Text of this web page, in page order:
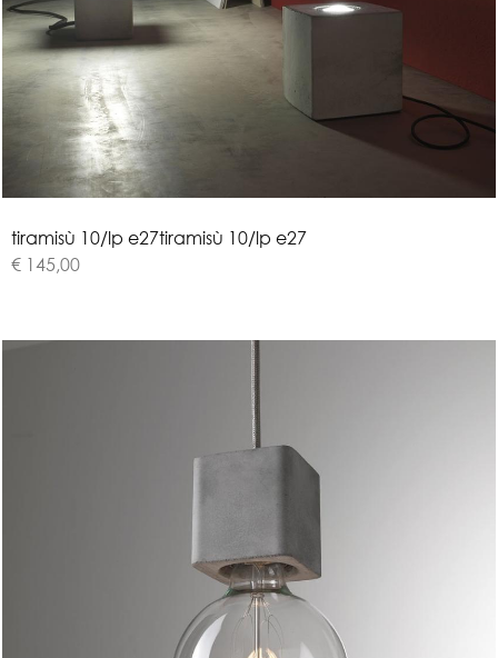
tiramisù 10/lp e27tiramisù 10/lp e27
€ 145,00